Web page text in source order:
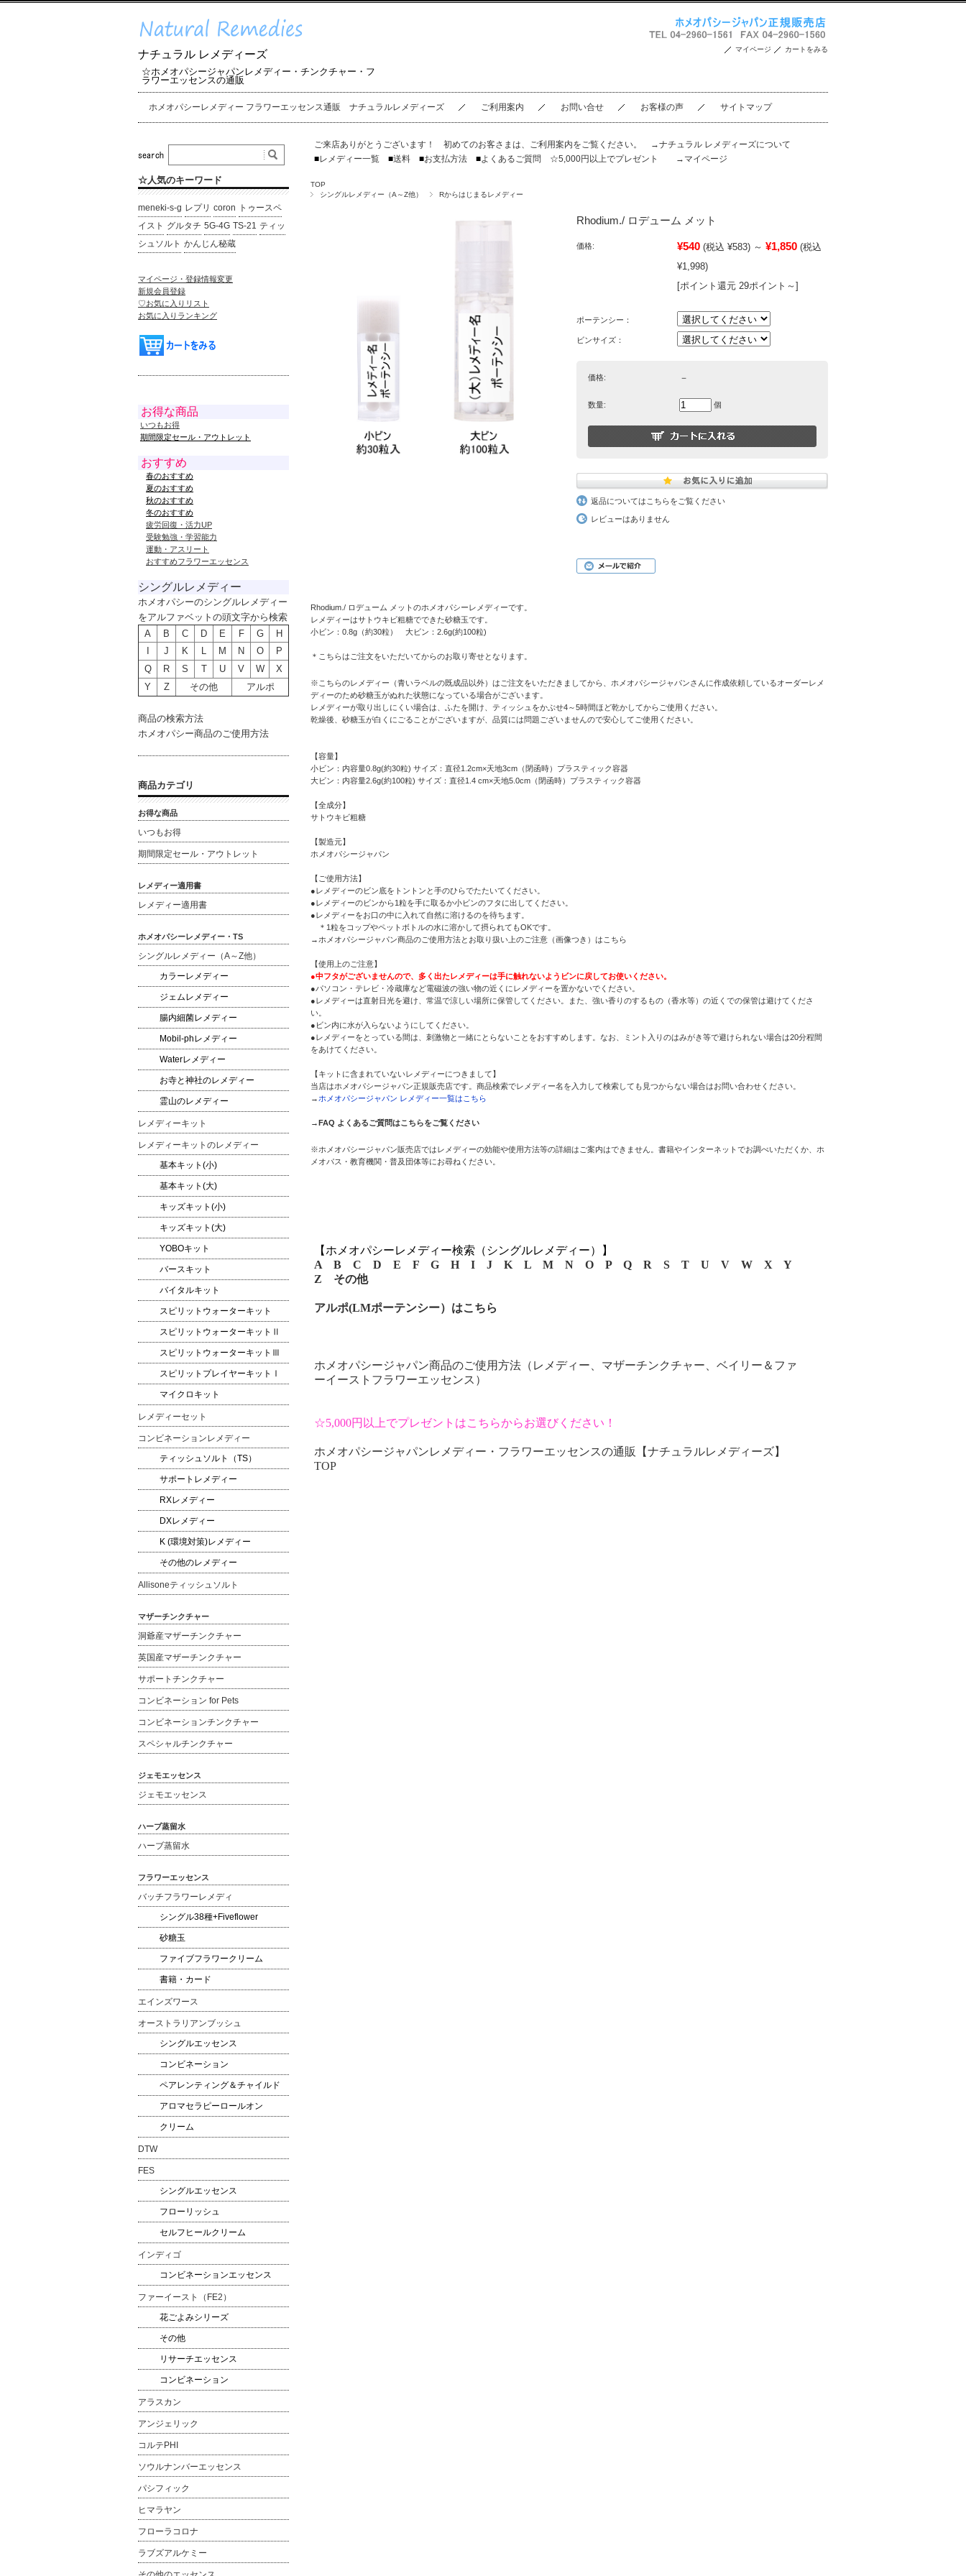
ナチュラル レメディーズ
☆ホメオパシージャパンレメディー・チンクチャー・フ
ラワーエッセンスの通販
マイページ カートをみる
ホメオパシーレメディー フラワーエッセンス通販 ナチュラルレメディーズ ご利用案内 お問い合せ お客様の声 サイトマップ
ご来店ありがとうございます！ 初めてのお客さまは、 ご利用案内をご覧ください。
→ナチュラル レメディーズについて
■レメディー一覧 ■送料 ■お支払方法 ■よくあるご質問 ☆5,000円以上でプレゼント →マイページ
TOP
シングルレメディー（A～Z他）
Rからはじまるレメディー
Rhodium./ ロデューム メット
価格: ¥540 (税込 ¥583) ～ ¥1,850 (税込
¥1,998)
[ポイント還元 29ポイント～]
ポーテンシー：
ビンサイズ：
価格: －
数量: 個
返品についてはこちらをご覧ください
レビューはありません
Rhodium./ ロデューム メットのホメオパシーレメディーです。
レメディーはサトウキビ粗糖でできた砂糖玉です。
小ビン：0.8g（約30粒） 大ビン：2.6g(約100粒)
＊こちらはご注文をいただいてからのお取り寄せとなります。
※こちらのレメディー（青いラベルの既成品以外）はご注文をいただきましてから、ホメオパシージャパンさんに作成依頼しているオーダーレメ
ディーのため砂糖玉がぬれた状態になっている場合がございます。
レメディーが取り出しにくい場合は、ふたを開け、ティッシュをかぶせ4～5時間ほど乾かしてからご使用ください。
乾燥後、砂糖玉が白くにごることがございますが、品質には問題ございませんので安心してご使用ください。
【容量】
小ビン：内容量0.8g(約30粒) サイズ：直径1.2cm×天地3cm（閉函時）プラスティック容器
大ビン：内容量2.6g(約100粒) サイズ：直径1.4 cm×天地5.0cm（閉函時）プラスティック容器
【全成分】
サトウキビ粗糖
【製造元】
ホメオパシージャパン
【ご使用方法】
●レメディーのビン底をトントンと手のひらでたたいてください。
●レメディーのビンから1粒を手に取るか小ビンのフタに出してください。
●レメディーをお口の中に入れて自然に溶けるのを待ちます。
＊1粒をコップやペットボトルの水に溶かして摂られてもOKです。
→ホメオパシージャパン商品のご使用方法とお取り扱い上のご注意（画像つき）はこちら
【使用上のご注意】
●中フタがございませんので、多く出たレメディーは手に触れないようビンに戻してお使いください。
●パソコン・テレビ・冷蔵庫など電磁波の強い物の近くにレメディーを置かないでください。
●レメディーは直射日光を避け、常温で涼しい場所に保管してください。また、強い香りのするもの（香水等）の近くでの保管は避けてくださ
い。
●ビン内に水が入らないようにしてください。
●レメディーをとっている間は、刺激物と一緒にとらないことをおすすめします。なお、ミント入りのはみがき等で避けられない場合は20分程間
をあけてください。
【キットに含まれていないレメディーにつきまして】
当店はホメオパシージャパン正規販売店です。商品検索でレメディー名を入力して検索しても見つからない場合はお問い合わせください。
→ ホメオパシージャパン レメディー一覧はこちら
→FAQ よくあるご質問はこちらをご覧ください
※ホメオパシージャパン販売店ではレメディーの効能や使用方法等の詳細はご案内はできません。書籍やインターネットでお調べいただくか、ホ
メオパス・教育機関・普及団体等にお尋ねください。
【ホメオパシーレメディー検索（シングルレメディー）】
A
B C D E F G H I J K L M N O P Q R S T U V W X
Y
Z
その他
アルポ(LMポーテンシー）はこちら
ホメオパシージャパン商品のご使用方法（レメディー、マザーチンクチャー、ベイリー＆ファ
ーイーストフラワーエッセンス）
☆5,000円以上でプレゼントはこちらからお選びください！
ホメオパシージャパンレメディー・フラワーエッセンスの通販【ナチュラルレメディーズ】
TOP
☆人気のキーワード
meneki-s-g レプリ coron
トゥースペ
イスト グルタチ 5G-4G TS-21 ティッ
シュソルト かんじん秘蔵
マイページ・登録情報変更
新規会員登録
♡お気に入りリスト
お気に入りランキング
お得な商品
いつもお得
期間限定セール・アウトレット
おすすめ
春のおすすめ
夏のおすすめ
秋のおすすめ
冬のおすすめ
疲労回復・活力UP
受験勉強・学習能力
運動・アスリート
おすすめフラワーエッセンス
シングルレメディー
ホメオパシーのシングルレメディー
をアルファベットの頭文字から検索
A
B C D E F G
H
J K L M N O
P
Q
R S T U V W
X
Y
Z その他 アルポ
商品の検索方法
ホメオパシー商品のご使用方法
商品カテゴリ
お得な商品
いつもお得
期間限定セール・アウトレット
レメディー適用書
レメディー適用書
ホメオパシーレメディー・TS
シングルレメディー（A～Z他）
カラーレメディー
ジェムレメディー
腸内細菌レメディー
Mobil-phレメディー
Waterレメディー
お寺と神社のレメディー
霊山のレメディー
レメディーキット
レメディーキットのレメディー
基本キット(小)
基本キット(大)
キッズキット(小)
キッズキット(大)
YOBOキット
バースキット
バイタルキット
スピリットウォーターキット
スピリットウォーターキットⅡ
スピリットウォーターキットⅢ
スピリットプレイヤーキットⅠ
マイクロキット
レメディーセット
コンビネーションレメディー
ティッシュソルト（TS）
サポートレメディー
RXレメディー
DXレメディー
K (環境対策)レメディー
その他のレメディー
Allisoneティッシュソルト
マザーチンクチャー
洞爺産マザーチンクチャー
英国産マザーチンクチャー
サポートチンクチャー
コンビネーション for Pets
コンビネーションチンクチャー
スペシャルチンクチャー
ジェモエッセンス
ジェモエッセンス
ハーブ蒸留水
ハーブ蒸留水
フラワーエッセンス
バッチフラワーレメディ
シングル38種+Fiveflower
砂糖玉
ファイブフラワークリーム
書籍・カード
エインズワース
オーストラリアンブッシュ
シングルエッセンス
コンビネーション
ペアレンティング＆チャイルド
アロマセラピーロールオン
クリーム
DTW
FES
シングルエッセンス
フローリッシュ
セルフヒールクリーム
インディゴ
コンビネーションエッセンス
ファーイースト（FE2）
花ごよみシリーズ
その他
リサーチエッセンス
コンビネーション
アラスカン
アンジェリック
コルテPHI
ソウルナンバーエッセンス
パシフィック
ヒマラヤン
フローラコロナ
ラブズアルケミー